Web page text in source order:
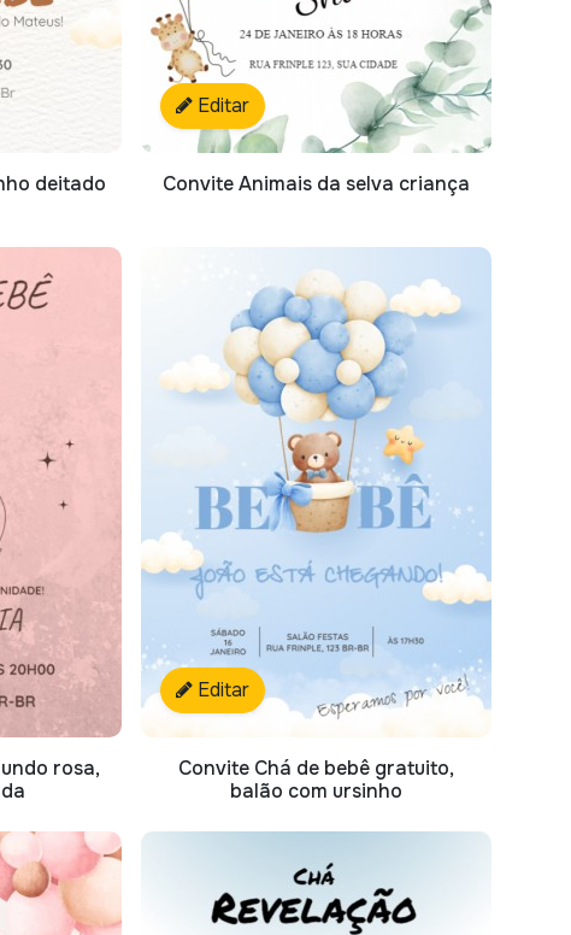
deitado
Editar
Convite Animais da selva criança
rosa,
Editar
Convite Chá de bebê gratuito,
balão com ursinho